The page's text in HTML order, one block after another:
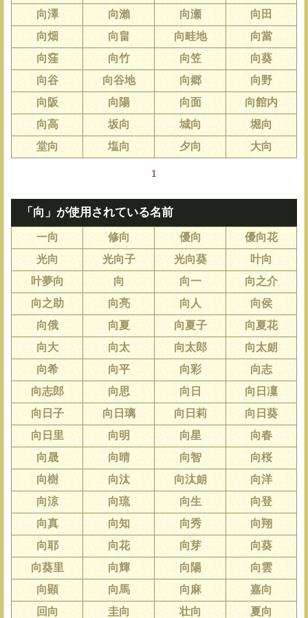
向澤
向瀨 向瀬
向田
向畑
向畠 向畦地
向當
向窪
向竹 向笠
向葵
向谷
向谷地 向郷
向野
向阪
向陽 向面
向館内
向高
坂向 城向
堀向
堂向
塩向 夕向 大向
1
「向」が使用されている名前
一向 修向 優向
優向花
光向
光向子 光向葵
叶向
叶夢向
向 向一
向之介
向之助
向亮 向人
向侯
向俄
向夏 向夏子
向夏花
向大
向太 向太郎
向太朗
向希
向平 向彩
向志
向志郎
向思 向日
向日凜
向日子
向日璃 向日莉
向日葵
向日里
向明 向星
向春
向晟
向晴 向智
向桜
向樹
向汰 向汰朗
向洋
向涼
向琉 向生
向登
向真
向知 向秀
向翔
向耶
向花 向芽
向葵
向葵里
向輝 向陽
向雲
向顕
向馬 向麻
嘉向
回向
圭向 壮向
夏向